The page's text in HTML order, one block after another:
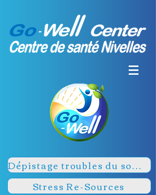
Dépistage troubles du sommeil
Stress Re-Sources